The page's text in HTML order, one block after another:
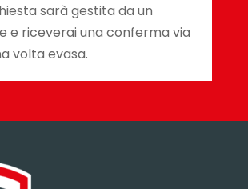
sarà gestita da un
e riceverai una conferma via
volta evasa.